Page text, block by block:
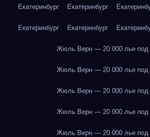
Екатеринбург Екатеринбург
Екатеринбург Екатеринбург
Жюль Верн — 20 000 лье под
Жюль Верн — 20 000 лье под
Жюль Верн — 20 000 лье под
Жюль Верн — 20 000 лье под
Жюль Верн — 20 000 лье под